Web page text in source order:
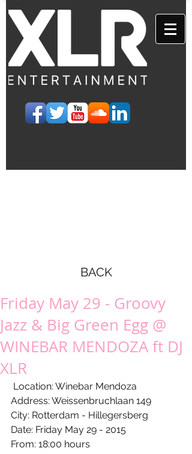
BACK
Friday May 29 - Groovy
Jazz & Big Green Egg @
WINEBAR MENDOZA ft DJ
XLR
Location: Winebar Mendoza
Address: Weissenbruchlaan 149
City: Rotterdam - Hillegersberg
Date: Friday May 29 - 2015
From: 18:00 hours